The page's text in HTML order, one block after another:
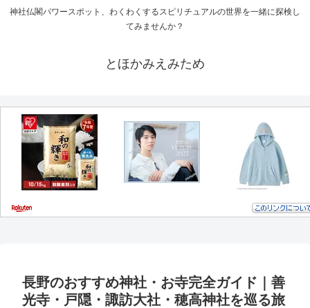
神社仏閣パワースポット、わくわくするスピリチュアルの世界を一緒に探検し
てみませんか？
とほかみえみため
長野のおすすめ神社・お寺完全ガイド｜善
光寺・戸隠・諏訪大社・穂高神社を巡る旅